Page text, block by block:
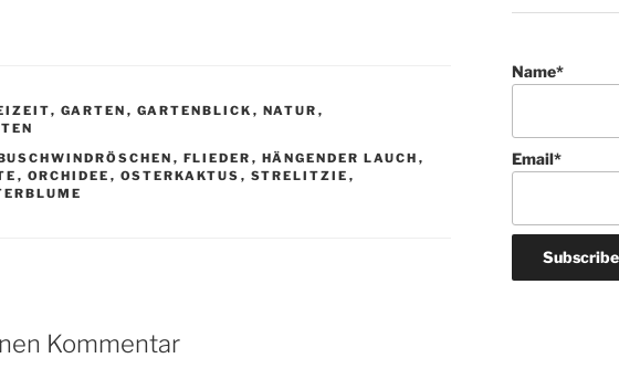
, GARTEN , GARTENBLICK , NATUR ,
, FLIEDER , HÄNGENDER LAUCH ,
, ORCHIDEE , OSTERKAKTUS , STRELITZIE ,
Kommentar
Name*
Email*